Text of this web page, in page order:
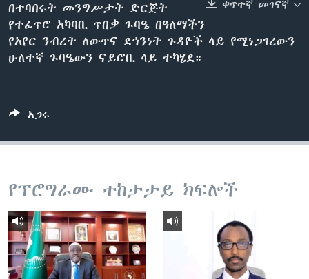
ቋንቋዎች
ቀጥተኛ መገናኛ
በተባበሩት መንግሥታት ድርጅት
የተፈጥሮ አካባቢ ጥበቃ ጉባዔ በዓለማችን
የአየር ንብረት ለውጥና ደኅንነት ጉዳዮች ላይ የሚነጋገረውን
ሁለተኛ ጉባዔውን ናይሮቢ ላይ ተካሄደ።
አጋሩ
የፕሮግራሙ ተከታታይ ክፍሎች